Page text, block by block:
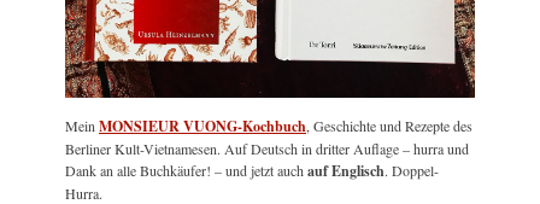
Mein MONSIEUR VUONG-Kochbuch , Geschichte und Rezepte des
Berliner Kult-Vietnamesen. Auf Deutsch in dritter Auflage – hurra und
Dank an alle Buchkäufer! – und jetzt auch auf Englisch. Doppel-
Hurra.